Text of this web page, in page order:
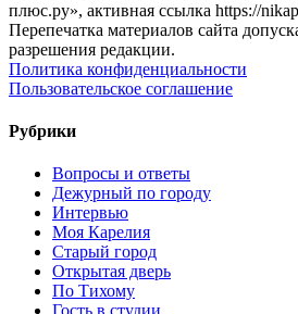
плюс.ру», активная ссылка https://
Перепечатка материалов сайта
разрешения редакции.
Политика конфиденциальности
Пользовательское соглашение
Рубрики
Вопросы и ответы
Дежурный по городу
Интервью
Моя Карелия
Старый город
Открытая дверь
По Тихому